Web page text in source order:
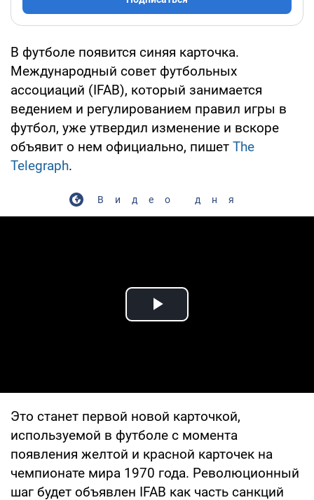
В футболе появится синяя карточка.
Международный совет футбольных
ассоциаций (IFAB), который занимается
ведением и регулированием правил игры в
футбол, уже утвердил изменение и вскоре
объявит о нем официально, пишет The
Telegraph.
Видео дня
Play Video
Это станет первой новой карточкой,
используемой в футболе с момента
появления желтой и красной карточек на
чемпионате мира 1970 года. Революционный
шаг будет объявлен IFAB как часть санкций